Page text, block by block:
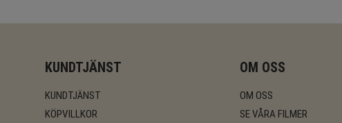
KUNDTJÄNST
KUNDTJÄNST
KÖPVILLKOR
OM OSS
OM OSS
SE VÅRA FILMER